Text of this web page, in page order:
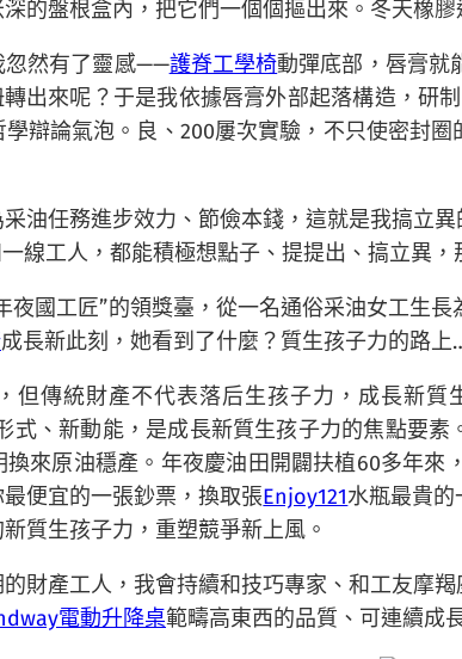
的盤根盒內，把它們一個個摳出來。冬天橡
忽然有了靈感——護脊工學椅動彈底部，唇膏就
出來呢？于是我依據唇膏外部起落構造，研
辯論氣泡。良、200屢次實驗，不只使密封
油任務進步效力、節儉本錢，這就是我搞立異
線工人，都能積極想點子、提提出、搞立異，
夜國工匠”的領獎臺，從一名通俗采油女工生
成長新此刻，她看到了什麼？質生孩子力的路
但傳統財產不代表落后生孩子力，成長新
式、新動能，是成長新質生孩子力的焦點要
來原油穩產。年夜慶油田開闢扶植60多年
便宜的一張鈔票，換取張Enjoy121水瓶最貴的
質生孩子力，重塑競爭新上風。
財產工人，我會持續和技巧專家、和工友摩
電動升降桌範疇高東西的品質、可連續成